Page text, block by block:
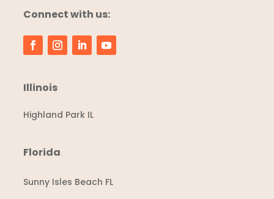
Connect with us:
Illinois
Highland Park IL
Florida
Sunny Isles Beach FL